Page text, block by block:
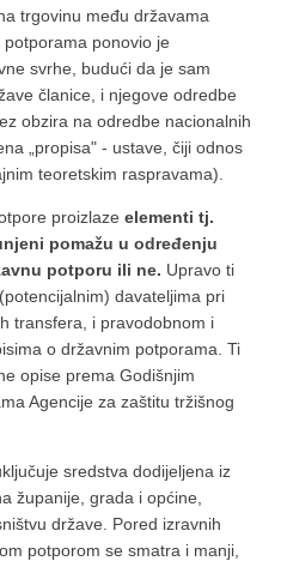
trgovinu među državama
ponovio je
svrhe, budući da je sam
članice, i njegove odredbe
obzira na odredbe nacionalnih
„propisa" - ustave, čiji odnos
teoretskim raspravama).
proizlazeelementi tj.
pomažu u određenju
potporu ili ne. Upravo ti
davateljima pri
transfera, i pravodobnom i
o državnim potporama. Ti
opise prema Godišnjim
Agencije za zaštitu tržišnog
sredstva dodijeljena iz
županije, grada i općine,
države. Pored izravnih
potporom se smatra i manji,